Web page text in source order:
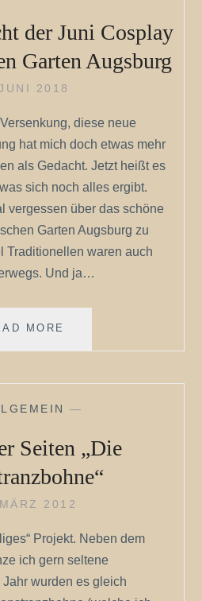
der Juni Cosplay
Garten Augsburg
2018
diese neue
hat mich doch etwas mehr
als Gedacht. Jetzt heißt es
sich noch alles ergibt.
vergessen über das schöne
Garten Augsburg zu
Traditionellen waren auch
Und ja…
MORE
BOTANISCHEN
GARTEN
AUGSBURG
—
Seiten „Die
2012
Projekt. Neben dem
ich gern seltene
wurden es gleich